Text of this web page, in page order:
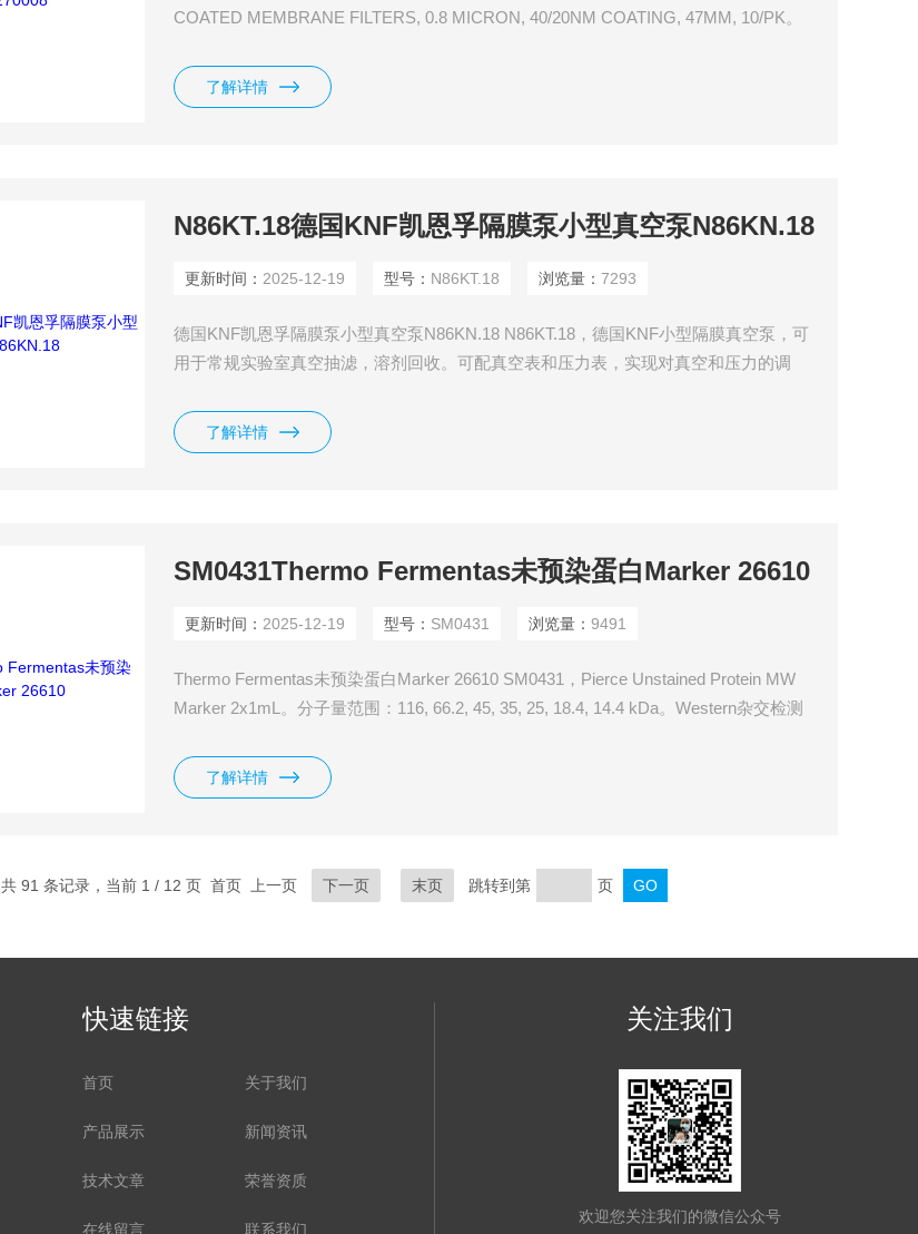
COATED MEMBRANE FILTERS, 0.8 MICRON, 40/20NM COATING, 47MM, 10/PK。
了解详情
N86KT.18德国KNF凯恩孚隔膜泵小型真空泵N86KN.18
更新时间： 2025-12-19 型号： N86KT.18 浏览量：7293
德国KNF凯恩孚隔膜泵小型真空泵N86KN.18 N86KT.18，德国KNF小型隔膜真空泵，可
用于常规实验室真空抽滤，溶剂回收。可配真空表和压力表，实现对真空和压力的调
无须担心过热保护而中断您的实验。另有N811抽速为11.5（l/min）可选择。可*替代水
循环泵。
了解详情
SM0431Thermo Fermentas未预染蛋白Marker 26610
更新时间： 2025-12-19 型号： SM0431 浏览量：9491
Thermo Fermentas未预染蛋白Marker 26610 SM0431，Pierce Unstained Protein MW
Marker 2x1mL。分子量范围：116, 66.2, 45, 35, 25, 18.4, 14.4 kDa。Western杂交检测
了解详情
共 91 条记录，当前 1 / 12 页 首页 上一页 下一页 末页 跳转到第 页
快速链接
首页 关于我们
产品展示 新闻资讯
技术文章 荣誉资质
在线留言 联系我们
关注我们
欢迎您关注我们的微信公众号